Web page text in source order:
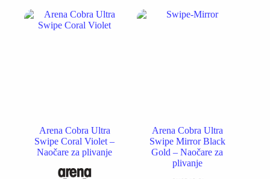
Arena Cobra Ultra
Swipe Coral Violet –
Naočare za plivanje
Arena Cobra Ultra
Swipe Mirror Black
Gold – Naočare za
plivanje